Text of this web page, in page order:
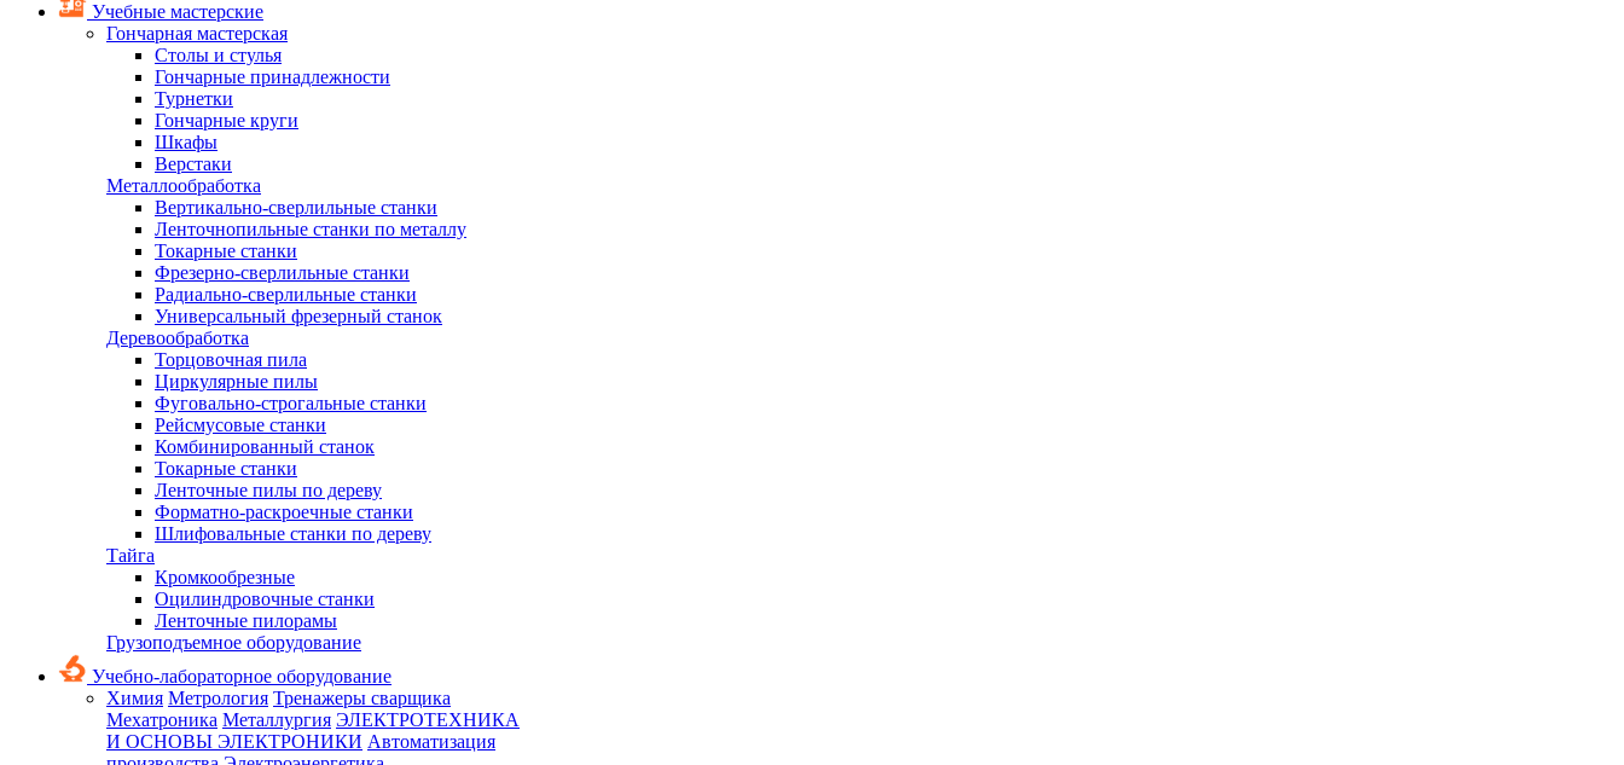
Учебные мастерские
Гончарная мастерская
Столы и стулья
Гончарные принадлежности
Турнетки
Гончарные круги
Шкафы
Верстаки
Металлообработка
Вертикально-сверлильные станки
Ленточнопильные станки по металлу
Токарные станки
Фрезерно-сверлильные станки
Радиально-сверлильные станки
Универсальный фрезерный станок
Деревообработка
Торцовочная пила
Циркулярные пилы
Фуговально-строгальные станки
Рейсмусовые станки
Комбинированный станок
Токарные станки
Ленточные пилы по дереву
Форматно-раскроечные станки
Шлифовальные станки по дереву
Тайга
Кромкообрезные
Оцилиндровочные станки
Ленточные пилорамы
Грузоподъемное оборудование
Учебно-лабораторное оборудование
Химия Метрология Тренажеры сварщика
Мехатроника Металлургия ЭЛЕКТРОТЕХНИКА
И ОСНОВЫ ЭЛЕКТРОНИКИ Автоматизация